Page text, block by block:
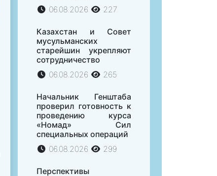
06.08.2026
227
Казахстан и Совет
мусульманских
старейшин укрепляют
сотрудничество
06.08.2026
265
Начальник Генштаба
проверил готовность к
проведению курса
«Номад» Сил
специальных операций
06.08.2026
299
Перспективы